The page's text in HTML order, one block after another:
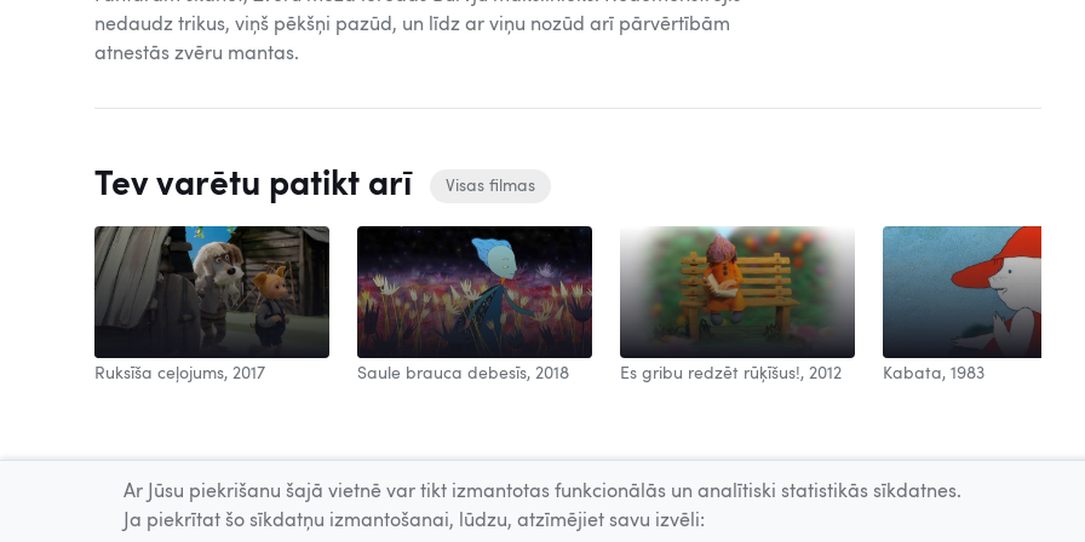
nedaudz trikus, viņš pēkšņi pazūd, un līdz ar viņu nozūd arī pārvērtībām
atnestās zvēru mantas.
Tev varētu patikt arī Visas filmas
Ruksīša ceļojums, 2017 Saule brauca debesīs, 2018 Es gribu redzēt rūķīšus!, 2012 Kabata, 1983
Ar Jūsu piekrišanu šajā vietnē var tikt izmantotas funkcionālās un analītiski statistikās sīkdatnes.
Ja piekrītat šo sīkdatņu izmantošanai, lūdzu, atzīmējiet savu izvēli: